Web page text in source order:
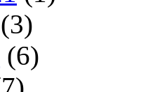
(3)
(6)